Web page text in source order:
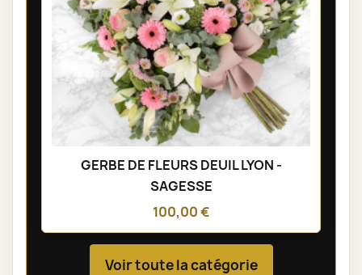
GERBE DE FLEURS DEUIL LYON -
SAGESSE
100,00 €
Voir toute la catégorie